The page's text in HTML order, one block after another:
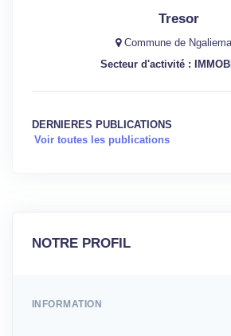
Tresor
Commune de
Secteur d'activité :
DERNIERES PUBLICATIONS
Voir toutes les publications
NOTRE PROFIL
INFORMATION